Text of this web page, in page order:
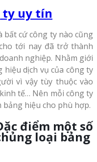
ty uy tín
cứ công ty nào cũng
tới nay đã trở thành
nghiệp. Nhằm giới
dịch vụ của công ty
vì vậy tùy thuộc vào
tế… Nên mỗi công ty
bảng hiệu cho phù hợp.
điểm một số
loại bảng